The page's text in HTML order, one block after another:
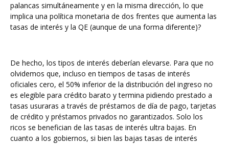
palancas simultáneamente y en la misma dirección, lo que
implica una política monetaria de dos frentes que aumenta las
tasas de interés y la QE (aunque de una forma diferente)?
De hecho, los tipos de interés deberían elevarse. Para que no
olvidemos que, incluso en tiempos de tasas de interés
oficiales cero, el 50% inferior de la distribución del ingreso no
es elegible para crédito barato y termina pidiendo prestado a
tasas usuraras a través de préstamos de día de pago, tarjetas
de crédito y préstamos privados no garantizados. Solo los
ricos se benefician de las tasas de interés ultra bajas. En
cuanto a los gobiernos, si bien las bajas tasas de interés